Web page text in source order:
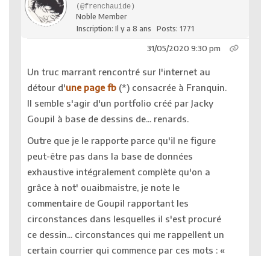
(@frenchauide)
Noble Member
Inscription: Il y a 8 ans
Posts: 1771
31/05/2020 9:30 pm
Un truc marrant rencontré sur l'internet au
détour d'une page fb (*) consacrée à Franquin.
Il semble s'agir d'un portfolio créé par Jacky
Goupil à base de dessins de... renards.
Outre que je le rapporte parce qu'il ne figure
peut-être pas dans la base de données
exhaustive intégralement complète qu'on a
grâce à not' ouaibmaistre, je note le
commentaire de Goupil rapportant les
circonstances dans lesquelles il s'est procuré
ce dessin... circonstances qui me rappellent un
certain courrier qui commence par ces mots : «